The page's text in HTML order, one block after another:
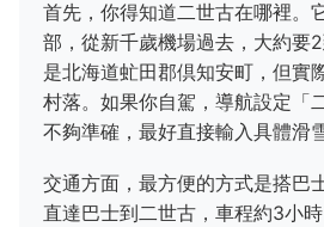
首先，你得知道二世古在哪裡。
部，從新千歲機場過去，大約要
是北海道虻田郡倶知安町，但實
村落。如果你自駕，導航設定「
不夠準確，最好直接輸入具體滑
交通方面，最方便的方式是搭巴
直達巴士到二世古，車程約3小